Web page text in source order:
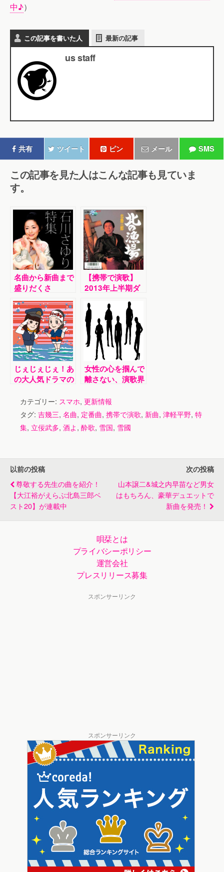
中♪）
この記事を書いた人 最新の記事
us staff
共有 ツイート ピン メール SMS
この記事を見た人はこんな記事も見ていま
す。
名曲から新曲まで
盛りだくさ
ん！“石川さゆり
特集”
【携帯で演歌】
2013年上半期ダ
ング発表！1位は
あの名曲でした！
じぇじぇじぇ！あ
の大人気ドラマの
に【携帯で演歌】
に登場です！
女性の心を掴んで
離さない、演歌界
たち！！
カテゴリー: スマホ, 更新情報
タグ: 吉幾三, 名曲, 定番曲, 携帯で演歌, 新曲, 津軽平野, 特
集, 立佞武多, 酒よ, 酔歌, 雪国, 雪國
以前の投稿
尊敬する先生の曲を紹介！
【大江裕がえらぶ北島三郎ベ
スト20】が連載中
次の投稿
山本譲二&城之内早苗など男女
はもちろん、豪華デュエットで
新曲を発売！
唄栞とは
プライバシーポリシー
運営会社
プレスリリース募集
スポンサーリンク
スポンサーリンク